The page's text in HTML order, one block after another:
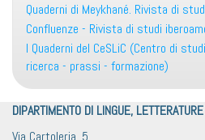
Quaderni di Meykhané. Rivista di
Confluenze - Rivista di studi
I Quaderni del CeSLiC (Centro di
ricerca - prassi - formazione)
DIPARTIMENTO DI LINGUE,
Via Cartoleria, 5